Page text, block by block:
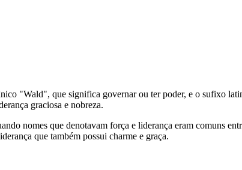
"Wald", que significa governar ou ter poder, e o sufixo
graciosa e nobreza.
nomes que denotavam força e liderança eram comuns
que também possui charme e graça.